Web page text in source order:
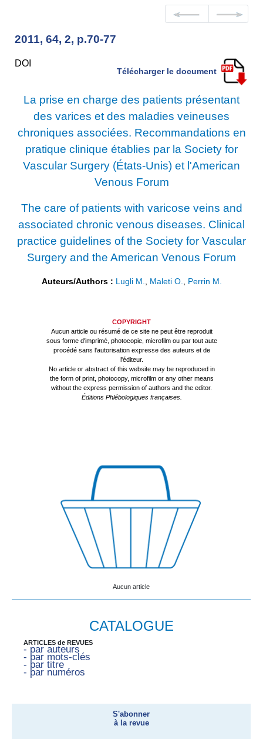
2011, 64, 2, p.70-77
DOI
Télécharger le document
La prise en charge des patients présentant
des varices et des maladies veineuses
chroniques associées. Recommandations en
pratique clinique établies par la Society for
Vascular Surgery (États-Unis) et l'American
Venous Forum
The care of patients with varicose veins and
associated chronic venous diseases. Clinical
practice guidelines of the Society for Vascular
Surgery and the American Venous Forum
Auteurs/Authors : Lugli M. Maleti O. Perrin M.
COPYRIGHT
Aucun article ou résumé de ce site ne peut être reproduit
sous forme d'imprimé, photocopie, microfilm ou par tout aute
procédé sans l'autorisation expresse des auteurs et de
l'éditeur.
No article or abstract of this website may be reproduced in
the form of print, photocopy, microfilm or any other means
without the express permission of authors and the editor.
Éditions Phlébologiques françaises.
Aucun article
CATALOGUE
ARTICLES de REVUES
- par auteurs
- par mots-clés
- par titre
- par numéros
S'abonner
à la revue